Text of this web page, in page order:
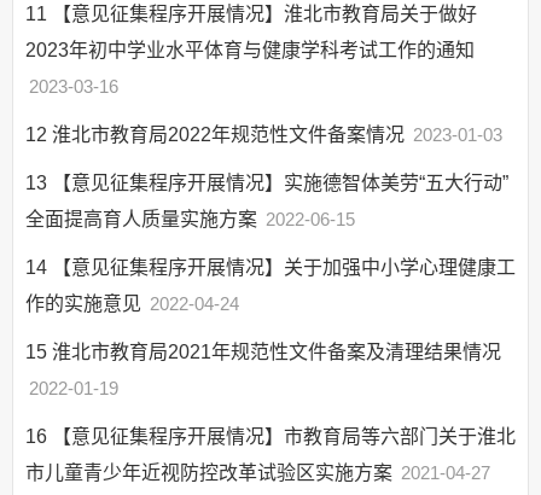
11
【意见征集程序开展情况】淮北市教育局关于做好
2023年初中学业水平体育与健康学科考试工作的通知
2023-03-16
12 淮北市教育局2022年规范性文件备案情况 2023-01-03
13
【意见征集程序开展情况】实施德智体美劳“五大行动”
全面提高育人质量实施方案 2022-06-15
14
【意见征集程序开展情况】关于加强中小学心理健康工
作的实施意见 2022-04-24
15 淮北市教育局2021年规范性文件备案及清理结果情况
2022-01-19
16
【意见征集程序开展情况】市教育局等六部门关于淮北
市儿童青少年近视防控改革试验区实施方案 2021-04-27